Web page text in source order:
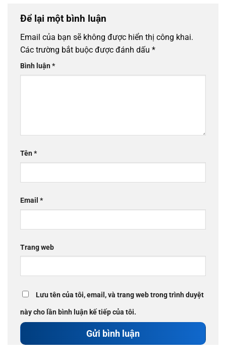
Để lại một bình luận
Email của bạn sẽ không được hiển thị công khai.
Các trường bắt buộc được đánh dấu *
Bình luận*
Tên*
Email *
Trang web
Lưu tên của tôi, email, và trang web trong trình duyệt
này cho lần bình luận kế tiếp của tôi.